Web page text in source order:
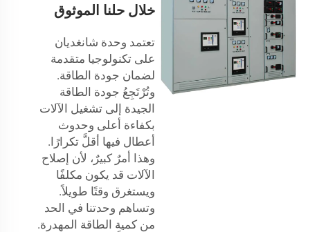
خلال حلنا الموثوق
تعتمد وحدة شانغديان
على تكنولوجيا متقدمة
لضمان جودة الطاقة.
وتُرْتَجِعُ جودة الطاقة
الجيدة إلى تشغيل الآلات
بكفاءة أعلى وحدوث
أعطال فيها أقلَّ تكرارًا.
وهذا أمرٌ كبيرٌ، لأن إصلاح
الآلات قد يكون مكلفًا
ويستغرق وقتًا طويلاً.
وتساهم وحدتنا في الحد
من كمية الطاقة المهدرة.